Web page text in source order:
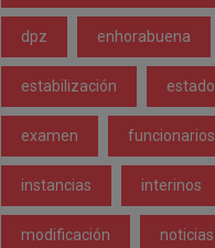
dpz enhorabuena
estabilización estado
examen funcionarios
instancias interinos
modificación noticias